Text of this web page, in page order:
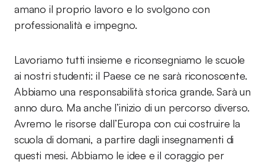
amano il proprio lavoro e lo svolgono con
professionalità e impegno.
Lavoriamo tutti insieme e riconsegniamo le scuole
ai nostri studenti: il Paese ce ne sarà riconoscente.
Abbiamo una responsabilità storica grande. Sarà un
anno duro. Ma anche l’inizio di un percorso diverso.
Avremo le risorse dall’Europa con cui costruire la
scuola di domani, a partire dagli insegnamenti di
questi mesi. Abbiamo le idee e il coraggio per